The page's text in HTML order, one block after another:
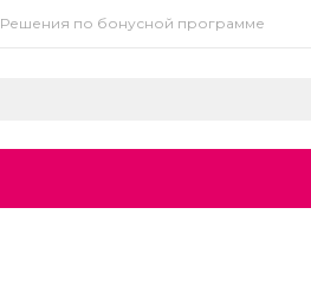
Решения по бонусной программе